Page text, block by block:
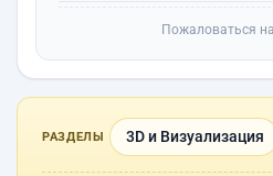
Пожаловаться
РАЗДЕЛЫ 3D и Визуализация